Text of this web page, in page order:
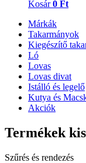
Kosár 0 Ft
Márkák
Takarmányok
Kiegészítő
Ló
Lovas
Lovas divat
Istálló és legelő
Kutya és
Akciók
Termékek
Szűrés és rendezés